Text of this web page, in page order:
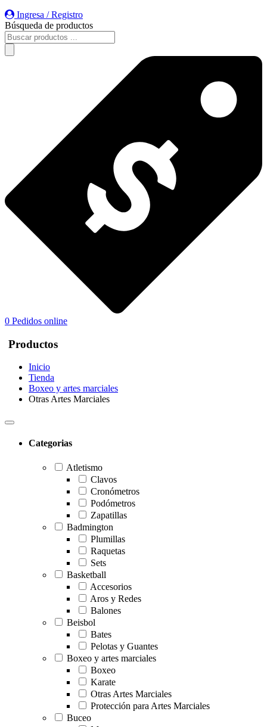
Ingresa / Registro
Búsqueda de productos
0 Pedidos online
Productos
Inicio
Tienda
Boxeo y artes marciales
Otras Artes Marciales
Categorias
Atletismo
Clavos
Cronómetros
Podómetros
Zapatillas
Badmington
Plumillas
Raquetas
Sets
Basketball
Accesorios
Aros y Redes
Balones
Beisbol
Bates
Pelotas y Guantes
Boxeo y artes marciales
Boxeo
Karate
Otras Artes Marciales
Protección para Artes Marciales
Buceo